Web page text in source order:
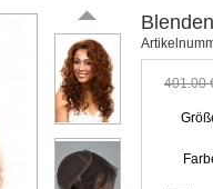
401.00